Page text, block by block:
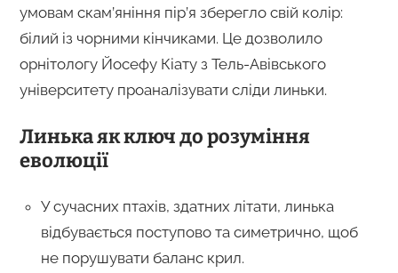
умовам скам’яніння пір’я зберегло свій колір:
білий із чорними кінчиками. Це дозволило
орнітологу Йосефу Кіату з Тель-Авівського
університету проаналізувати сліди линьки.
Линька як ключ до розуміння
еволюції
У сучасних птахів, здатних літати, линька
відбувається поступово та симетрично, щоб
не порушувати баланс крил.